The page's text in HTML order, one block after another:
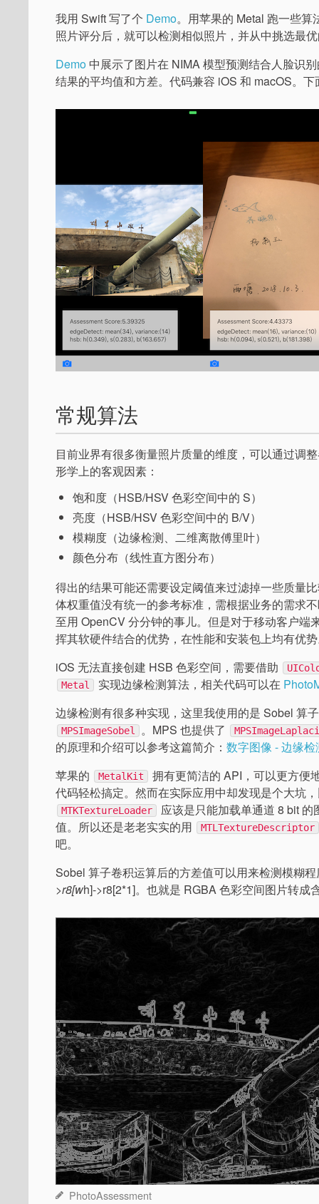
我用 Swift 写了个 Demo。用苹果的 Metal 跑一些
照片评分后，就可以检测相似照片，并从中挑选最
Demo 中展示了图片在 NIMA 模型预测结合人脸识
结果的平均值和方差。代码兼容 iOS 和 macOS。
常规算法
目前业界有很多衡量照片质量的维度，可以通过调
形学上的客观因素：
饱和度（HSB/HSV 色彩空间中的 S）
亮度（HSB/HSV 色彩空间中的 B/V）
模糊度（边缘检测、二维离散傅里叶）
颜色分布（线性直方图分布）
得出的结果可能还需要设定阈值来过滤掉一些质量
体权重值没有统一的参考标准，需根据业务的需求
至用 OpenCV 分分钟的事儿。但是对于移动客户
挥其软硬件结合的优势，在性能和安装包上均有优
iOS 无法直接创建 HSB 色彩空间，需要借助
Metal
实现边缘检测算法，相关代码可以在
边缘检测有很多种实现，这里我使用的是 Sobel 算
MPSImageSobel 。MPS 也提供了
的原理和介绍可以参考这篇简介：数字图像 - 边缘
苹果的
MetalKit
拥有更简洁的 API，可以更方便
代码轻松搞定。然而在实际应用中却发现是个大坑
MTKTextureLoader
应该是只能加载单通道 8 bit
值。所以还是老老实实的用
MTLTextureDescriptor
吧。
Sobel 算子卷积运算后的方差值可以用来检测模糊
>r8[wh]->r8[2*1]。也就是 RGBA 色彩空间图片转
PhotoAssessment